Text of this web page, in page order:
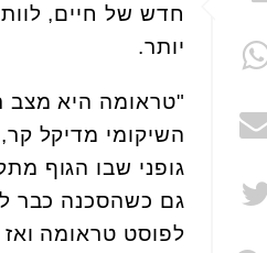
חדש של חיים,
יותר.
"טראומה היא מצב
השיקומי מדיקל
גופני שבו הגוף
גם כשהסכנה כבר
לפוסט טראומה